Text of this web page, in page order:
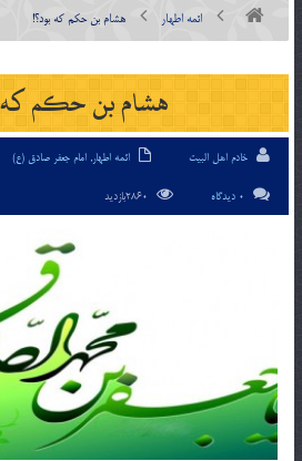
ائمه اطهار هشام بن حکم که بود؟!
هشام بن حکم که
خادم اهل البیت ائمه اطهار, امام جعفر صادق (ع)
0 دیدگاه